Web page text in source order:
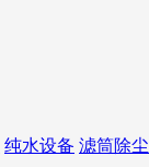
纯水设备 滤筒除